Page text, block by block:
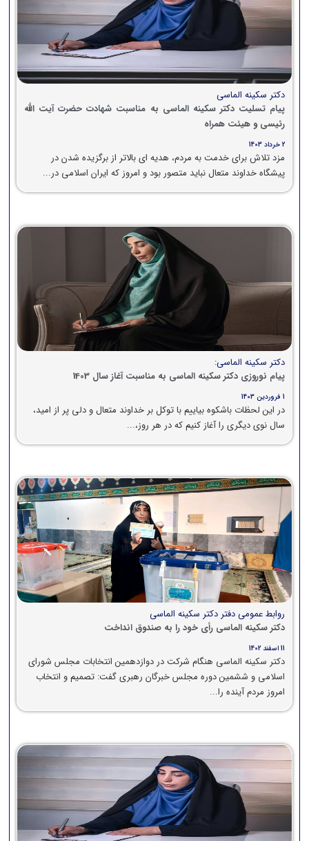
دکتر سکینه الماسی
پیام تسلیت دکتر سکینه الماسی به مناسبت شهادت حضرت آیت الله
رئیسی و هیئت همراه
2 خرداد 1403
مزد تلاش برای خدمت به مردم، هدیه ای بالاتر از برگزیده شدن در
پيشگاه خداوند متعال نباید متصور بود و امروز که ایران اسلامی در...
دکتر سکینه الماسی:
پیام نوروزی دکتر سکینه الماسی به مناسبت آغاز سال 1403
1 فروردین 1403
در این لحظات باشکوه بیاییم با توکل بر خداوند متعال و دلی پر از امید،
سال نوی دیگری را آغاز کنیم که در هر روز،...
روابط عمومی دفتر دکتر سکینه الماسی
دکتر سکینه الماسی رأی خود را به صندوق انداخت
11 اسفند 1402
دکتر سکینه الماسی هنگام شرکت در دوازدهمین انتخابات مجلس شورای
اسلامی و ششمین دوره مجلس خبرگان رهبری گفت: تصمیم و انتخاب
امروز مردم آینده را...